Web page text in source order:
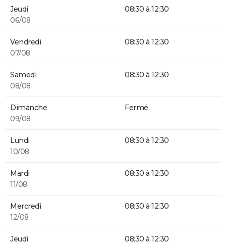
Jeudi
06/08
08:30 à 12:30
Vendredi
07/08
08:30 à 12:30
Samedi
08/08
08:30 à 12:30
Dimanche
09/08
Fermé
Lundi
10/08
08:30 à 12:30
Mardi
11/08
08:30 à 12:30
Mercredi
12/08
08:30 à 12:30
Jeudi
08:30 à 12:30